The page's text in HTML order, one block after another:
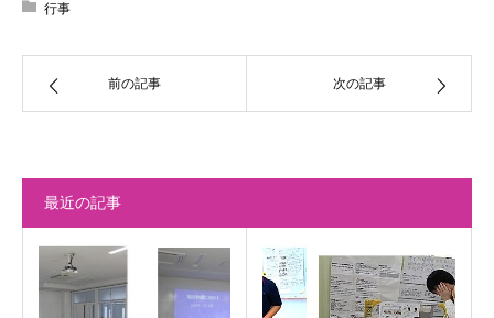
行事
前の記事 次の記事
最近の記事